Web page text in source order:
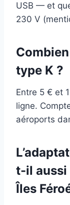
USB — et
230 V
type K ?
Entre 5 € et
ligne.
aéroports
t-il aussi
Îles